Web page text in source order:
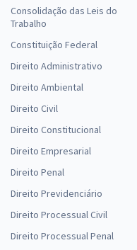
Consolidação das Leis do
Trabalho
Constituição Federal
Direito Administrativo
Direito Ambiental
Direito Civil
Direito Constitucional
Direito Empresarial
Direito Penal
Direito Previdenciário
Direito Processual Civil
Direito Processual Penal